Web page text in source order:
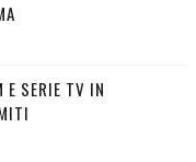
E SERIE TV IN